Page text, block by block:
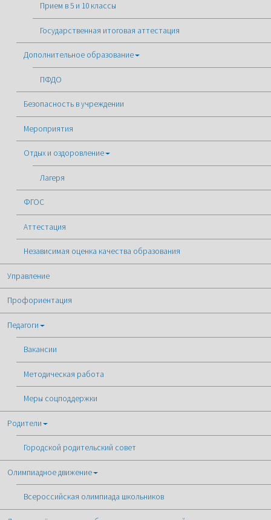
Прием в 5 и 10 классы
Государственная итоговая аттестация
Дополнительное образование
ПФДО
Безопасность в учреждении
Мероприятия
Отдых и оздоровление
Лагеря
ФГОС
Аттестация
Независимая оценка качества образования
Управление
Профориентация
Педагоги
Вакансии
Методическая работа
Меры соцподдержки
Родители
Городской родительский совет
Олимпиадное движение
Всероссийская олимпиада школьников